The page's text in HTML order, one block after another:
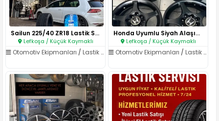
Sailun 225/40 ZR18 Lastik Satı..
Lefkoşa / Küçük Kaymaklı
Otomotiv Ekipmanları / Lastik ve Jant
Honda Uyumlu Siyah Alaşım Jant..
Lefkoşa / Küçük Kaymaklı
Otomotiv Ekipmanları /Lastik ve Jant